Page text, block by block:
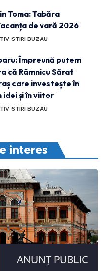
Toma: Tabăra
de vară 2026
STIRI BUZAU
Împreună putem
că Râmnicu Sărat
care investește în
idei și în viitor
STIRI BUZAU
interes